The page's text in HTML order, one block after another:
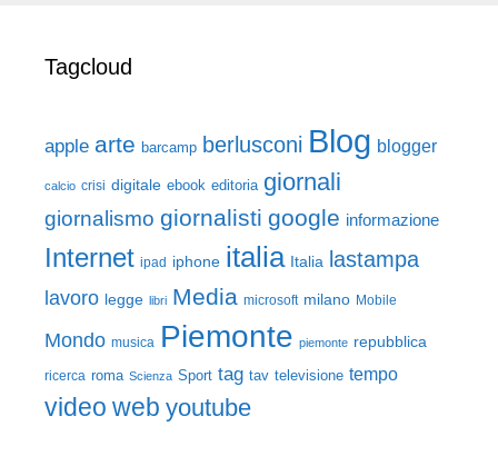
Tagcloud
apple arte barcamp berlusconi Blog blogger
calcio crisi digitale ebook editoria giornali
giornalismo giornalisti google informazione
Internet ipad iphone italia Italia lastampa
lavoro legge libri Media microsoft milano Mobile
Mondo musica Piemonte piemonte repubblica
ricerca roma Scienza Sport tag tav televisione tempo
video web youtube